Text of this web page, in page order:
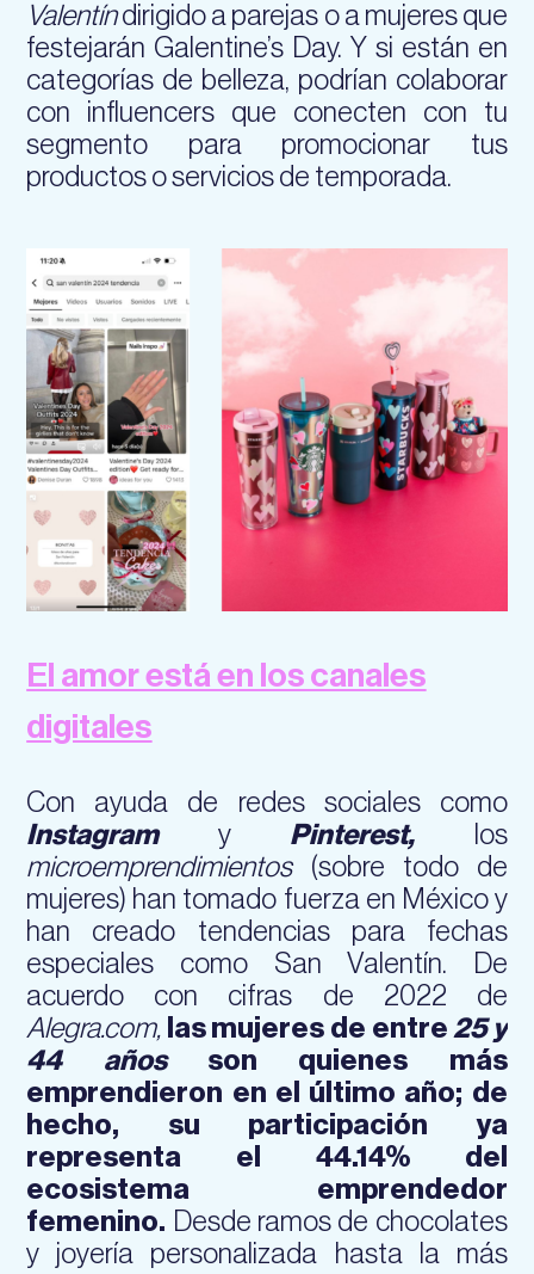
Valentíndirigido a parejas o a mujeres que
festejarán Galentine’s Day. Y si están en
categorías de belleza, podrían colaborar
con influencers que conecten con tu
segmento para promocionar tus
productos o servicios de temporada.
El amor está en los canales
digitales
Con ayuda de redes sociales como
InstagramyPinterest,
los
microemprendimientos (sobre todo de
mujeres) han tomado fuerza en México y
han creado tendencias para fechas
especiales como San Valentín. De
acuerdo con cifras de 2022 de
Alegra.com,
las mujeres de entre 25 y
44 añosson quienes más
emprendieron en el último año; de
hecho, su participación ya
representa el 44.14% del
ecosistema emprendedor
femenino. Desde ramos de chocolates
y joyería personalizada hasta la más